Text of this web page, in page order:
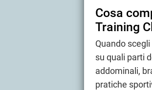
Cosa
Training
Quando
su quali parti
addominali,
pratiche